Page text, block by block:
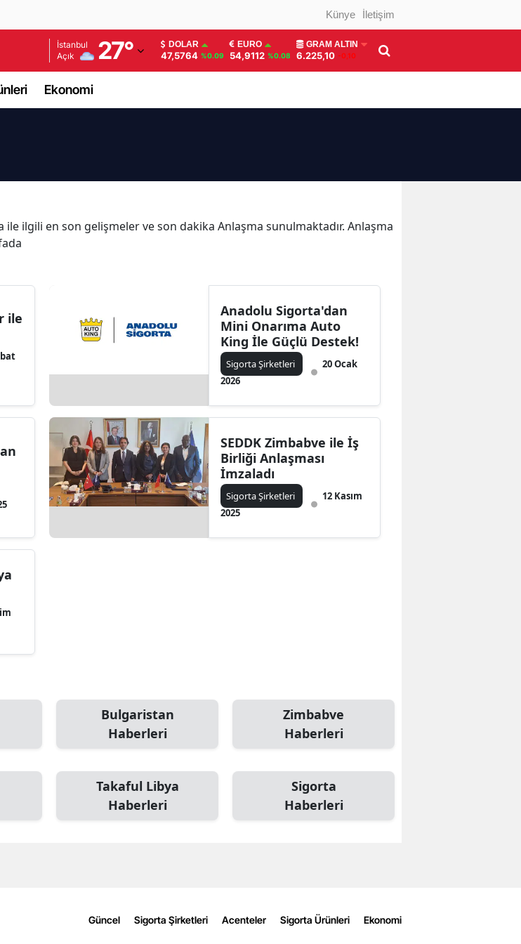
Künye İletişim
İstanbul
Açık
27°
Adana
Adıyaman
Afyonkarahisar
Ankara
Bilecik
Bolu
Burdur
Bursa
Çanakkale
Erzincan
Erzurum
Gaziantep
Giresun
DOLAR
47,5764 %0.09
EURO
54,9112 %0.08
GRAM ALTIN
6.225,10 -0,10
Ekonomi
ilgili en son gelişmeler ve son dakika Anlaşma sunulmaktadır. Anlaşma
ile
Anadolu Sigorta'dan
Mini Onarıma Auto
King İle Güçlü Destek!
Sigorta Şirketleri
20 Ocak
2026
SEDDK Zimbabve ile İş
Birliği Anlaşması
İmzaladı
Sigorta Şirketleri
12 Kasım
2025
Bulgaristan
Haberleri
Zimbabve
Haberleri
Takaful Libya
Haberleri
Sigorta
Haberleri
Güncel Sigorta Şirketleri Acenteler Sigorta Ürünleri Ekonomi